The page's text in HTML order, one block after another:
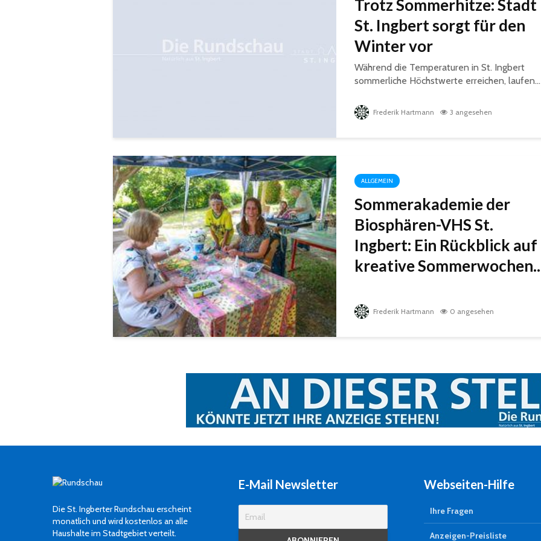
Trotz Sommerhitze: Stadt
St. Ingbert sorgt für den
Winter vor
Während die Temperaturen in St. Ingbert
sommerliche Höchstwerte erreichen, laufen...
Frederik Hartmann 3 angesehen
ALLGEMEIN
Sommerakademie der
Biosphären-VHS St.
Ingbert: Ein Rückblick auf
kreative
Frederik Hartmann 0 angesehen
Die St. Ingberter Rundschau erscheint
monatlich und wird kostenlos an alle
Haushalte im Stadtgebiet verteilt.
E-Mail Newsletter Webseiten-Hilfe
Ihre Fragen
Anzeigen-Preisliste